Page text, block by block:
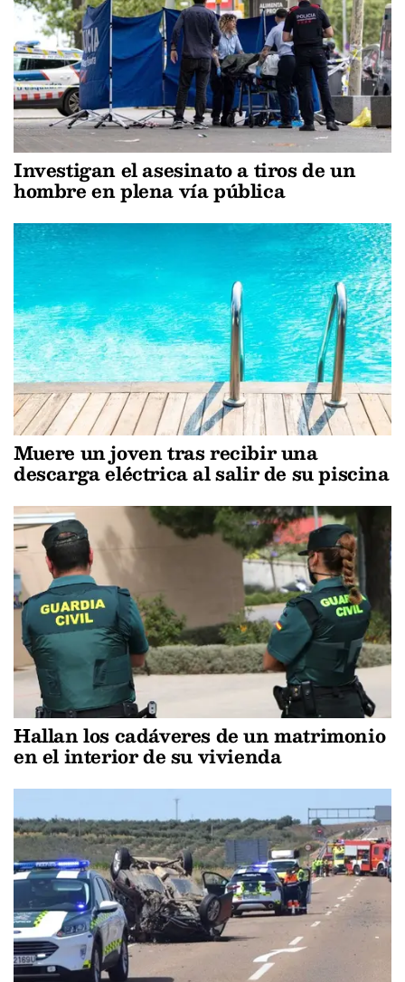
Investigan el asesinato a tiros de un
hombre en plena vía pública
Muere un joven tras recibir una
descarga eléctrica al salir de su piscina
Hallan los cadáveres de un matrimonio
en el interior de su vivienda